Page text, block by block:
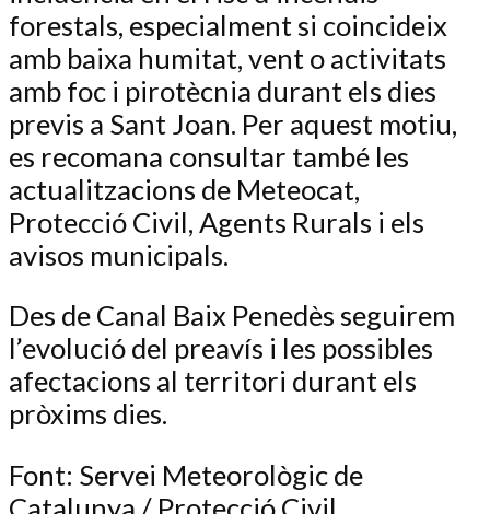
forestals, especialment si coincideix
amb baixa humitat, vent o activitats
amb foc i pirotècnia durant els dies
previs a Sant Joan. Per aquest motiu,
es recomana consultar també les
actualitzacions de Meteocat,
Protecció Civil, Agents Rurals i els
avisos municipals.
Des de Canal Baix Penedès seguirem
l’evolució del preavís i les possibles
afectacions al territori durant els
pròxims dies.
Font: Servei Meteorològic de
Catalunya / Protecció Civil.